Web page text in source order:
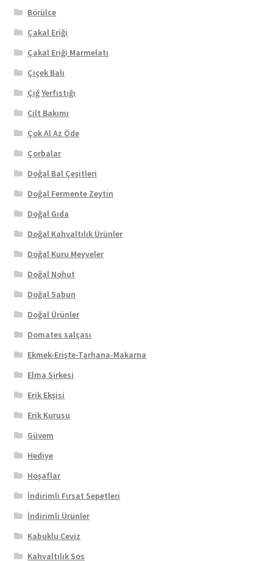
Börülce
Çakal Eriği
Çakal Eriği Marmelatı
Çiçek Balı
Çiğ Yerfıstığı
Cilt Bakımı
Çok Al Az Öde
Çorbalar
Doğal Bal Çeşitleri
Doğal Fermente Zeytin
Doğal Gıda
Doğal Kahvaltılık Ürünler
Doğal Kuru Meyveler
Doğal Nohut
Doğal Sabun
Doğal Ürünler
Domates salçası
Ekmek-Erişte-Tarhana-Makarna
Elma Sirkesi
Erik Ekşisi
Erik Kurusu
Güvem
Hediye
Hoşaflar
İndirimli Fırsat Sepetleri
İndirimli Ürünler
Kabuklu Ceviz
Kahvaltılık Sos